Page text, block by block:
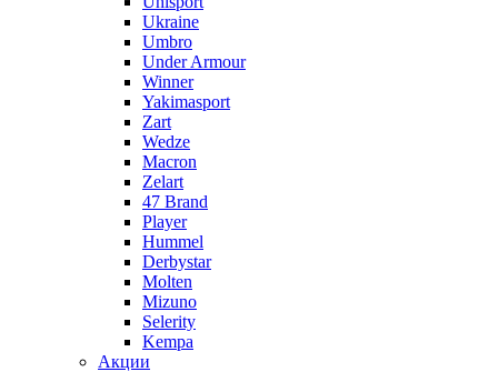
Ukraine
Umbro
Under Armour
Winner
Yakimasport
Zart
Wedze
Macron
Zelart
47 Brand
Player
Hummel
Derbystar
Molten
Mizuno
Selerity
Kempa
Акции